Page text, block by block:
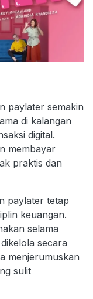
paylater semakin
di kalangan
digital.
membayar
praktis dan
paylater tetap
keuangan.
selama
secara
menjerumuskan
sulit